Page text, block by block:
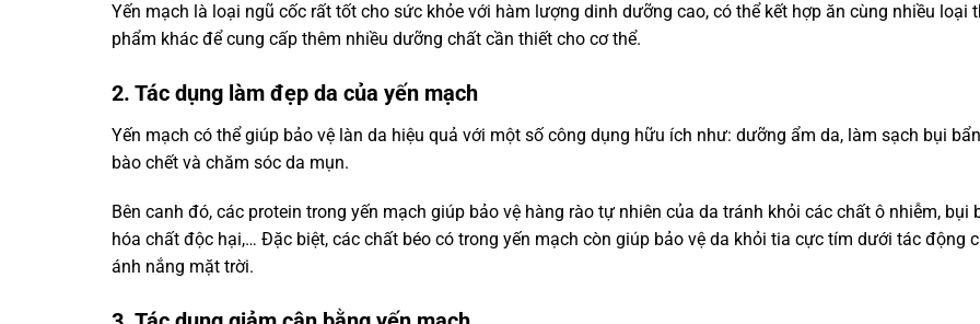
Yến mạch là loại ngũ cốc rất tốt cho sức khỏe với hàm lượng dinh dưỡng cao, có thể kết hợp ăn cùng nhiều loại
phẩm khác để cung cấp thêm nhiều dưỡng chất cần thiết cho cơ thể.
2. Tác dụng làm đẹp da của yến mạch
Yến mạch có thể giúp bảo vệ làn da hiệu quả với một số công dụng hữu ích như: dưỡng ẩm da, làm sạch bụi
bào chết và chăm sóc da mụn.
Bên canh đó, các protein trong yến mạch giúp bảo vệ hàng rào tự nhiên của da tránh khỏi các chất ô nhiễm, bụi
hóa chất độc hại,… Đặc biệt, các chất béo có trong yến mạch còn giúp bảo vệ da khỏi tia cực tím dưới tác động
ánh nắng mặt trời.